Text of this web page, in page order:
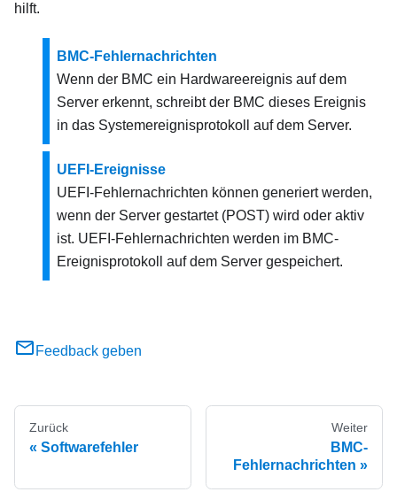
hilft.
BMC-Fehlernachrichten
Wenn der BMC ein Hardwareereignis auf dem
Server erkennt, schreibt der BMC dieses Ereignis
in das Systemereignisprotokoll auf dem Server.
UEFI-Ereignisse
UEFI-Fehlernachrichten können generiert werden,
wenn der Server gestartet (POST) wird oder aktiv
ist. UEFI-Fehlernachrichten werden im BMC-
Ereignisprotokoll auf dem Server gespeichert.
Feedback geben
Zurück
Softwarefehler
Weiter
BMC-
Fehlernachrichten